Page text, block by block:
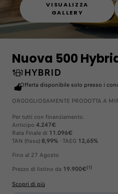
VISUALIZZA
GALLERY
Nuova 500
HYBRID
Offerta disponibile solo presso i
ORGOGLIOSAMENTE PRODOTTA A
Per tutti con finanziamento.
Anticipo 4.247€
Rata Finale di 11.096€
TAN (fisso) 8,99%- TAEG 12,65%
Fino al 27 Agosto
Prezzo di listino da 19.900€[1]
Scopri di più